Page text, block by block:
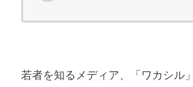
若者を知るメディア、「ワカシル